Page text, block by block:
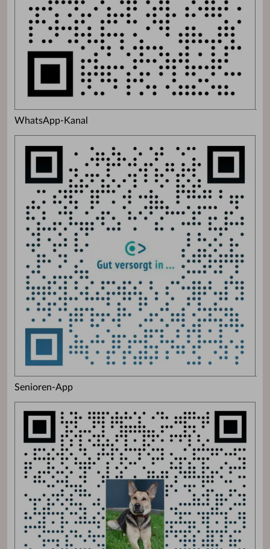
WhatsApp-Kanal
Senioren-App